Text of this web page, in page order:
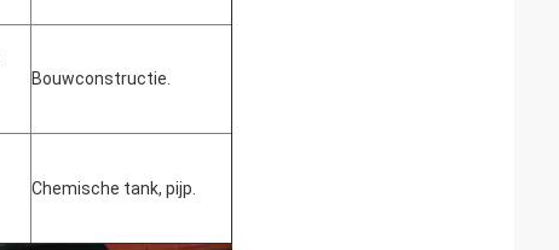
Bouwconstructie.
Chemische tank, pijp.